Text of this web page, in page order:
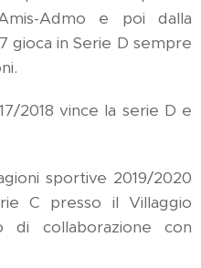
Admo e poi dalla
gioca in Serie D sempre
2018 vince la serie D e
sportive 2019/2020
C presso il Villaggio
collaborazione con